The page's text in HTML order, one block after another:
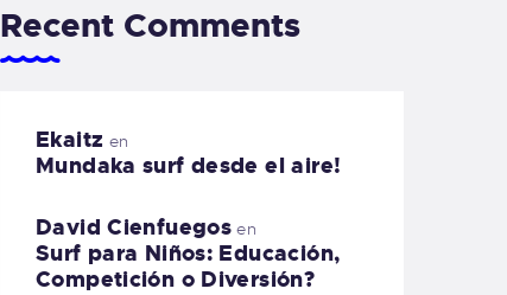
Recent Comments
Ekaitz en
Mundaka surf desde el aire!
David Cienfuegos en
Surf para Niños: Educación,
Competición o Diversión?